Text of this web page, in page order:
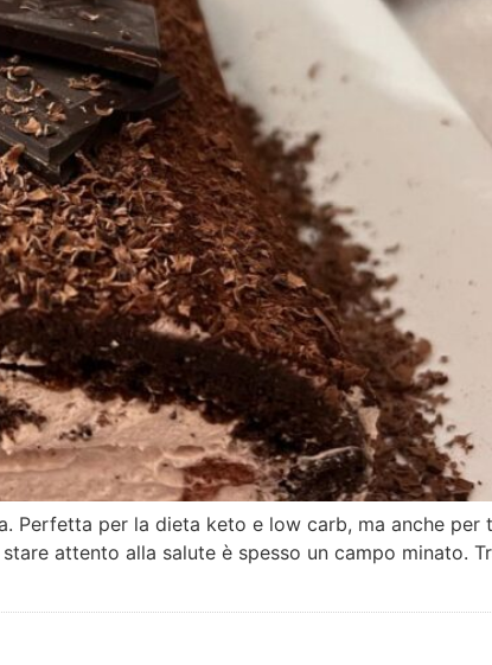
Perfetta per la dieta keto e low carb, ma anche per
attento alla salute è spesso un campo minato.